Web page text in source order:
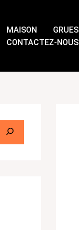
MAISON GRUES
CONTACTEZ-NOUS